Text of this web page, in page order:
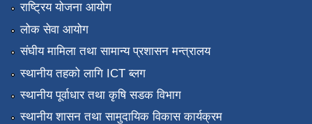
राष्ट्रिय योजना आयोग
लोक सेवा आयोग
संघीय मामिला तथा सामान्य प्रशासन मन्त्रालय
स्थानीय तहको लागि ICT ब्लग
स्थानीय पूर्वाधार तथा कृषि सडक विभाग
स्थानीय शासन तथा सामुदायिक विकास कार्यक्रम